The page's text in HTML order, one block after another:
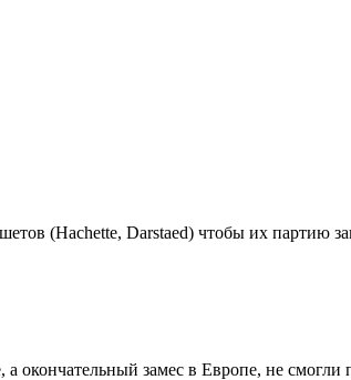
(Hachette, Darstaed) чтобы их партию
окончательный замес в Европе, не смогли